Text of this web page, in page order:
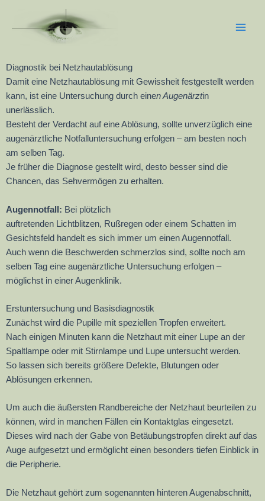
Diagnostik bei Netzhautablösung
Damit eine Netzhautablösung mit Gewissheit festgestellt werden
kann, ist eine Untersuchung durch einen Augenärztin
unerlässlich.
Besteht der Verdacht auf eine Ablösung, sollte unverzüglich eine
augenärztliche Notfalluntersuchung erfolgen – am besten noch
am selben Tag.
Je früher die Diagnose gestellt wird, desto besser sind die
Chancen, das Sehvermögen zu erhalten.
Augennotfall: Bei plötzlich
auftretenden Lichtblitzen, Rußregen oder einem Schatten im
Gesichtsfeld handelt es sich immer um einen Augennotfall.
Auch wenn die Beschwerden schmerzlos sind, sollte noch am
selben Tag eine augenärztliche Untersuchung erfolgen –
möglichst in einer Augenklinik.
Erstuntersuchung und Basisdiagnostik
Zunächst wird die Pupille mit speziellen Tropfen erweitert.
Nach einigen Minuten kann die Netzhaut mit einer Lupe an der
Spaltlampe oder mit Stirnlampe und Lupe untersucht werden.
So lassen sich bereits größere Defekte, Blutungen oder
Ablösungen erkennen.
Um auch die äußersten Randbereiche der Netzhaut beurteilen zu
können, wird in manchen Fällen ein Kontaktglas eingesetzt.
Dieses wird nach der Gabe von Betäubungstropfen direkt auf das
Auge aufgesetzt und ermöglicht einen besonders tiefen Einblick in
die Peripherie.
Die Netzhaut gehört zum sogenannten hinteren Augenabschnitt,